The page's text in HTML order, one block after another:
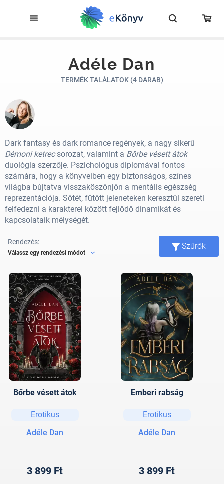
Adéle Dan
TERMÉK TALÁLATOK (4 DARAB)
Dark fantasy és dark romance regények, a nagy sikerű
Démoni ketrecsorozat, valamint a Bőrbe vésett átok
duológia szerzője. Pszichológus diplomával fontos
számára, hogy a könyveiben egy biztonságos, színes
világba bújtatva visszaköszönjön a mentális egészség
reprezentációja. Sötét, fűtött jeleneteken keresztül szereti
felfedezni a karakterei között fejlődő dinamikát és
kapcsolataik mélységét.
Rendezés:
Válassz egy rendezési módot
Szűrők
Bőrbe ​vésett átok
Erotikus
Adéle Dan
3 899 Ft
Emberi rabság
Erotikus
Adéle Dan
3 899 Ft